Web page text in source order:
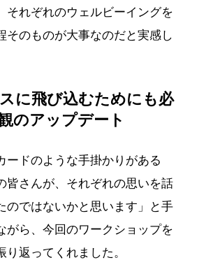
それぞれのウェルビーイングを
そのものが大事なのだと実感し
に飛び込むためにも必
のアップデート
ードのような手掛かりがある
皆さんが、それぞれの思いを話
のではないかと思います」と手
がら、今回のワークショップを
り返ってくれました。